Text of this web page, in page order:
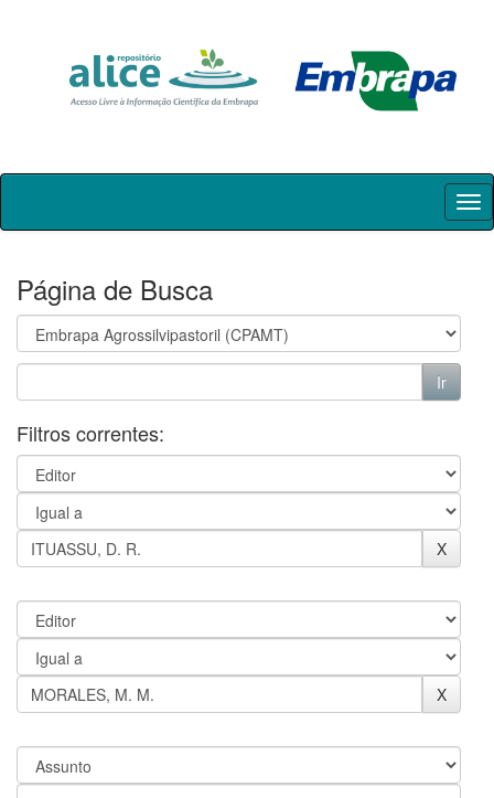
Skip
Página de Busca
Filtros correntes: